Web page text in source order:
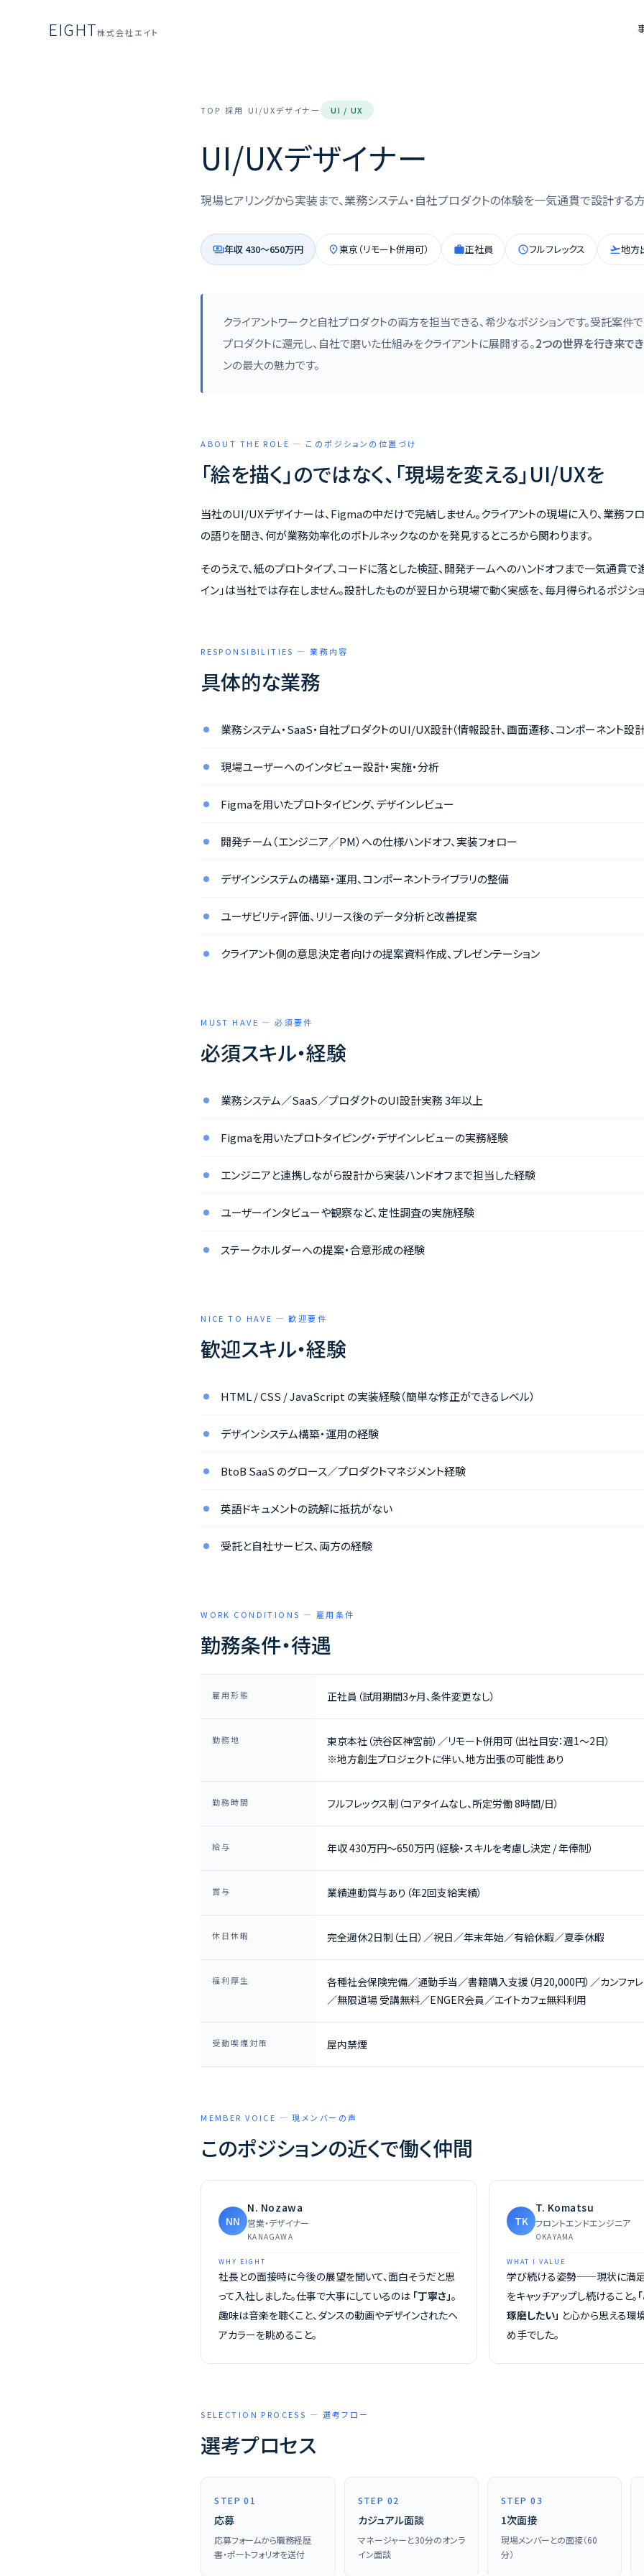
EIGHT株式会社エイト
TOP /採用 UI/UXデザイナー UI / UX
UI/UXデザイナー
現場ヒアリングから実装まで、業務システム・自社プロダクトの体験を一気通貫で設計する
payments年収 430〜650万円 place東京（リモート併用可） work正社員 scheduleフルフレックス flight_takeoff地方
クライアントワークと自社プロダクトの両方を担当できる、希少なポジションです。受託案
プロダクトに還元し、自社で磨いた仕組みをクライアントに展開する。2つの世界を行き来で
ンの最大の魅力です。
ABOUT THE ROLE — このポジションの位置づけ
「絵を描く」のではなく、「現場を変える」UI/UXを
当社のUI/UXデザイナーは、Figmaの中だけで完結しません。クライアントの現場に入り、業務フ
の語りを聞き、何が業務効率化のボトルネックなのかを発見するところから関わります。
そのうえで、紙のプロトタイプ、コードに落とした検証、開発チームへのハンドオフまで一気通貫で
イン」は当社では存在しません。設計したものが翌日から現場で動く実感を、毎月得られるポジショ
RESPONSIBILITIES — 業務内容
具体的な業務
業務システム・SaaS・自社プロダクトのUI/UX設計（情報設計、画面遷移、コンポーネント設
現場ユーザーへのインタビュー設計・実施・分析
Figmaを用いたプロトタイピング、デザインレビュー
開発チーム（エンジニア／PM）への仕様ハンドオフ、実装フォロー
デザインシステムの構築・運用、コンポーネントライブラリの整備
ユーザビリティ評価、リリース後のデータ分析と改善提案
クライアント側の意思決定者向けの提案資料作成、プレゼンテーション
MUST HAVE — 必須要件
必須スキル・経験
業務システム／SaaS／プロダクトのUI設計実務 3年以上
Figmaを用いたプロトタイピング・デザインレビューの実務経験
エンジニアと連携しながら設計から実装ハンドオフまで担当した経験
ユーザーインタビューや観察など、定性調査の実施経験
ステークホルダーへの提案・合意形成の経験
NICE TO HAVE — 歓迎要件
歓迎スキル・経験
HTML / CSS / JavaScript の実装経験（簡単な修正ができるレベル）
デザインシステム構築・運用の経験
BtoB SaaS のグロース／プロダクトマネジメント経験
英語ドキュメントの読解に抵抗がない
受託と自社サービス、両方の経験
WORK CONDITIONS — 雇用条件
勤務条件・待遇
雇用形態 正社員（試用期間3ヶ月、条件変更なし）
勤務地
東京本社（渋谷区神宮前）／リモート併用可（出社目安：週1〜2日）
※地方創生プロジェクトに伴い、地方出張の可能性あり
勤務時間 フルフレックス制（コアタイムなし、所定労働 8時間/日）
給与 年収 430万円〜650万円（経験・スキルを考慮し決定 / 年俸制）
賞与 業績連動賞与あり（年2回支給実績）
休日休暇 完全週休2日制（土日）／祝日／年末年始／有給休暇／夏季休暇
福利厚生
各種社会保険完備／通勤手当／書籍購入支援（月20,000円）／カンファ
／無限道場 受講無料／ENGER会員／エイトカフェ無料利用
受動喫煙対策 屋内禁煙
MEMBER VOICE — 現メンバーの声
このポジションの近くで働く仲間
NN
N. Nozawa
営業・デザイナー
KANAGAWA
WHY EIGHT
社長との面接時に今後の展望を聞いて、面白そうだと思
って入社しました。仕事で大事にしているのは 「丁寧さ」。
趣味は音楽を聴くこと、ダンスの動画やデザインされたヘ
アカラーを眺めること。
TK
T. Komatsu
フロントエンドエンジニア
OKAYAMA
WHAT I VALUE
学び続ける姿勢——現状に満足
をキャッチアップし続けること。
琢磨したい」 と心から思える環
め手でした。
SELECTION PROCESS — 選考フロー
選考プロセス
STEP 01
応募
応募フォームから職務経歴
書・ポートフォリオを送付
STEP 02
カジュアル面談
マネージャーと30分のオンラ
イン面談
STEP 03
1次面接
現場メンバーとの面接（60
分）